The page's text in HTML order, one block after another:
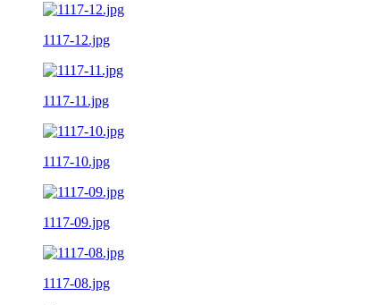
1117-12.jpg
1117-11.jpg
1117-10.jpg
1117-09.jpg
1117-08.jpg